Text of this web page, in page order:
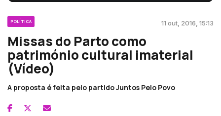
POLÍTICA 11 out, 2016, 15:13
Missas do Parto como
património cultural imaterial
(Vídeo)
A proposta é feita pelo partido Juntos Pelo Povo